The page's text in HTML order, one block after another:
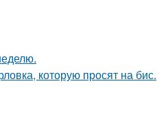
которую просят на бис.